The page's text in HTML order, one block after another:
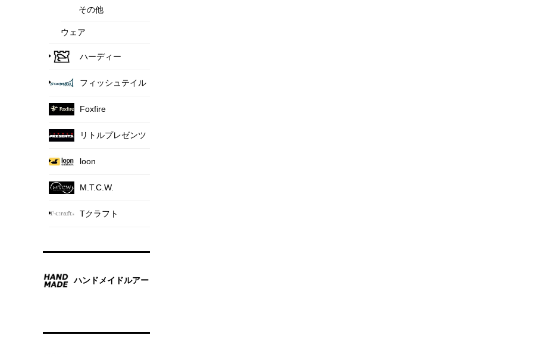
その他
ウェア
ハーディー
フィッシュテイル
Foxfire
リトルプレゼンツ
loon
M.T.C.W.
Tクラフト
ハンドメイドルアー